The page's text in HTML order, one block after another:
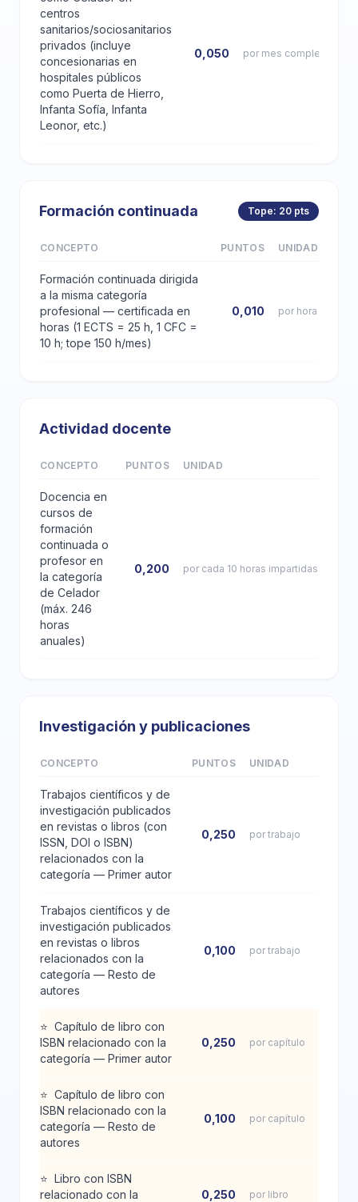
centros
sanitarios/sociosanitarios
privados (incluye
concesionarias en
hospitales públicos
como Puerta de Hierro,
Infanta Sofía, Infanta
Leonor, etc.)
0,050 por mes completo
Formación continuada Tope: 20 pts
CONCEPTO PUNTOS UNIDAD
Formación continuada dirigida
a la misma categoría
profesional — certificada en
horas (1 ECTS = 25 h, 1 CFC =
10 h; tope 150 h/mes)
0,010 por hora
Actividad docente
CONCEPTO PUNTOS UNIDAD
Docencia en
cursos de
formación
continuada o
profesor en
la categoría
de Celador
(máx. 246
horas
anuales)
0,200 por cada 10 horas impartidas
Investigación y publicaciones
CONCEPTO PUNTOS UNIDAD
Trabajos científicos y de
investigación publicados
en revistas o libros (con
ISSN, DOI o ISBN)
relacionados con la
categoría — Primer autor
0,250 por trabajo
Trabajos científicos y de
investigación publicados
en revistas o libros
relacionados con la
categoría — Resto de
autores
0,100 por trabajo
⭐ Capítulo de libro con
ISBN relacionado con la
categoría — Primer autor
0,250 por capítulo
⭐ Capítulo de libro con
ISBN relacionado con la
categoría — Resto de
autores
0,100 por capítulo
⭐ Libro con ISBN
relacionado con la
0,250 por libro